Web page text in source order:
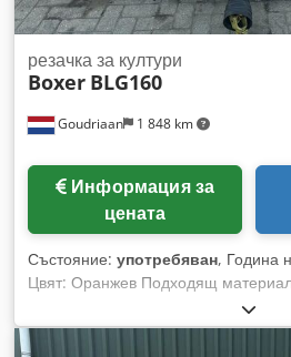
Goudriaan 1 848 km
резачка за култури
Boxer BLG160
Информация за
цената
Състояние: употребяван, Година
Цвят: Оранжев Подходящ
ширина: 160 см Crsdeyrqzzopfx
Роторна косачка